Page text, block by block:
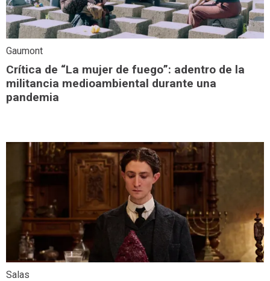
Gaumont
Crítica de “La mujer de fuego”: adentro de la
militancia medioambiental durante una
pandemia
Salas